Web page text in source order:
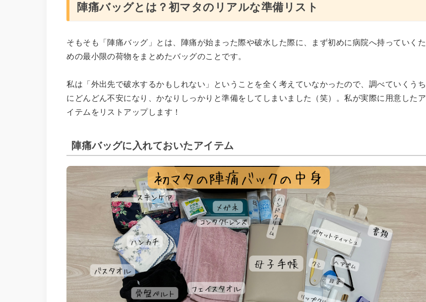
陣痛バッグとは？初マタのリアルな準備リスト
そもそも「陣痛バッグ」とは、陣痛が始まった際や破水した際に、まず初めに病院へ持っていくた
めの最小限の荷物をまとめたバッグのことです。
私は「外出先で破水するかもしれない」ということを全く考えていなかったので、調べていくうち
にどんどん不安になり、かなりしっかりと準備をしてしまいました（笑）。私が実際に用意したア
イテムをリストアップします！
陣痛バッグに入れておいたアイテム